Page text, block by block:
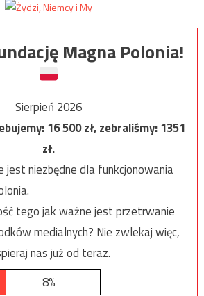
Magna Polonia!
Sierpień 2026
16 500zł, zebraliśmy:1351
zł.
niezbędne dla funkcjonowania
tego jak ważne jest przetrwanie
medialnych? Nie zwlekaj więc,
nas już od teraz.
8%